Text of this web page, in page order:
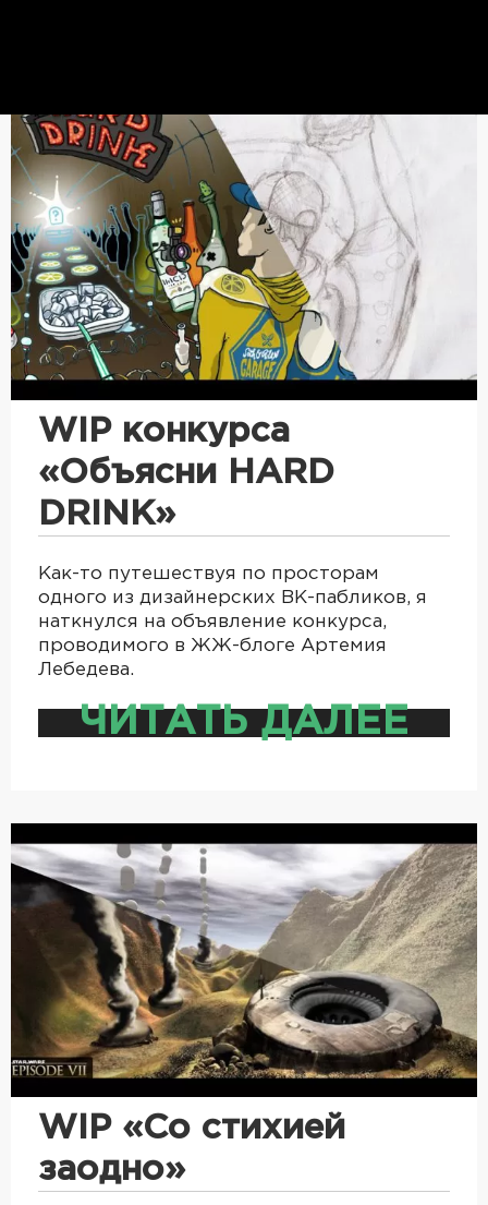
WIP конкурса
«Объясни HARD
DRINK»
Как-то путешествуя по просторам
одного из дизайнерских ВК-пабликов, я
наткнулся на объявление конкурса,
проводимого в ЖЖ-блоге Артемия
Лебедева.
ЧИТАТЬ ДАЛЕЕ
WIP «Со стихией
заодно»